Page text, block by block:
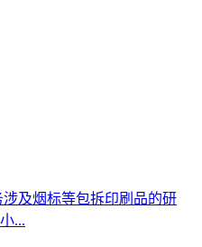
及烟标等包拆印刷品的研
...